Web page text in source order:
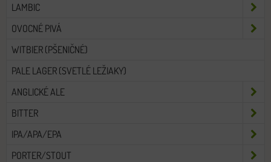
LAMBIC
OVOCNÉ PIVÁ
WITBIER (PŠENIČNÉ)
PALE LAGER (SVETLÉ LEŽIAKY)
ANGLICKÉ ALE
BITTER
IPA/APA/EPA
PORTER/STOUT